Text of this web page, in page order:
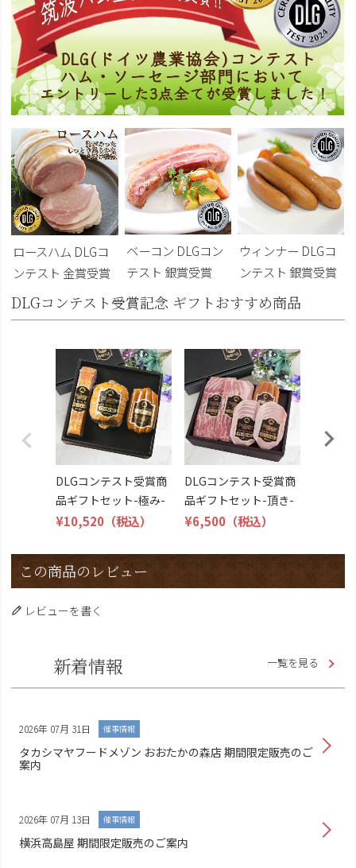
ロースハム DLGコ
ンテスト 金賞受賞
ベーコン DLGコン
テスト 銀賞受賞
ウィンナー DLGコ
ンテスト 銀賞受賞
DLGコンテスト受賞記念 ギフトおすすめ商品
DLGコンテスト受賞商
品ギフトセット-極み-
¥10,520 （税込）
DLGコンテスト受賞商
品ギフトセット-頂き-
¥6,500 （税込）
この商品のレビュー
レビューを書く
新着情報 一覧を見る
2026年 07月 31日 催事情報
タカシマヤフードメゾン おおたかの森店 期間限定販売のご
案内
2026年 07月 13日 催事情報
横浜高島屋 期間限定販売のご案内